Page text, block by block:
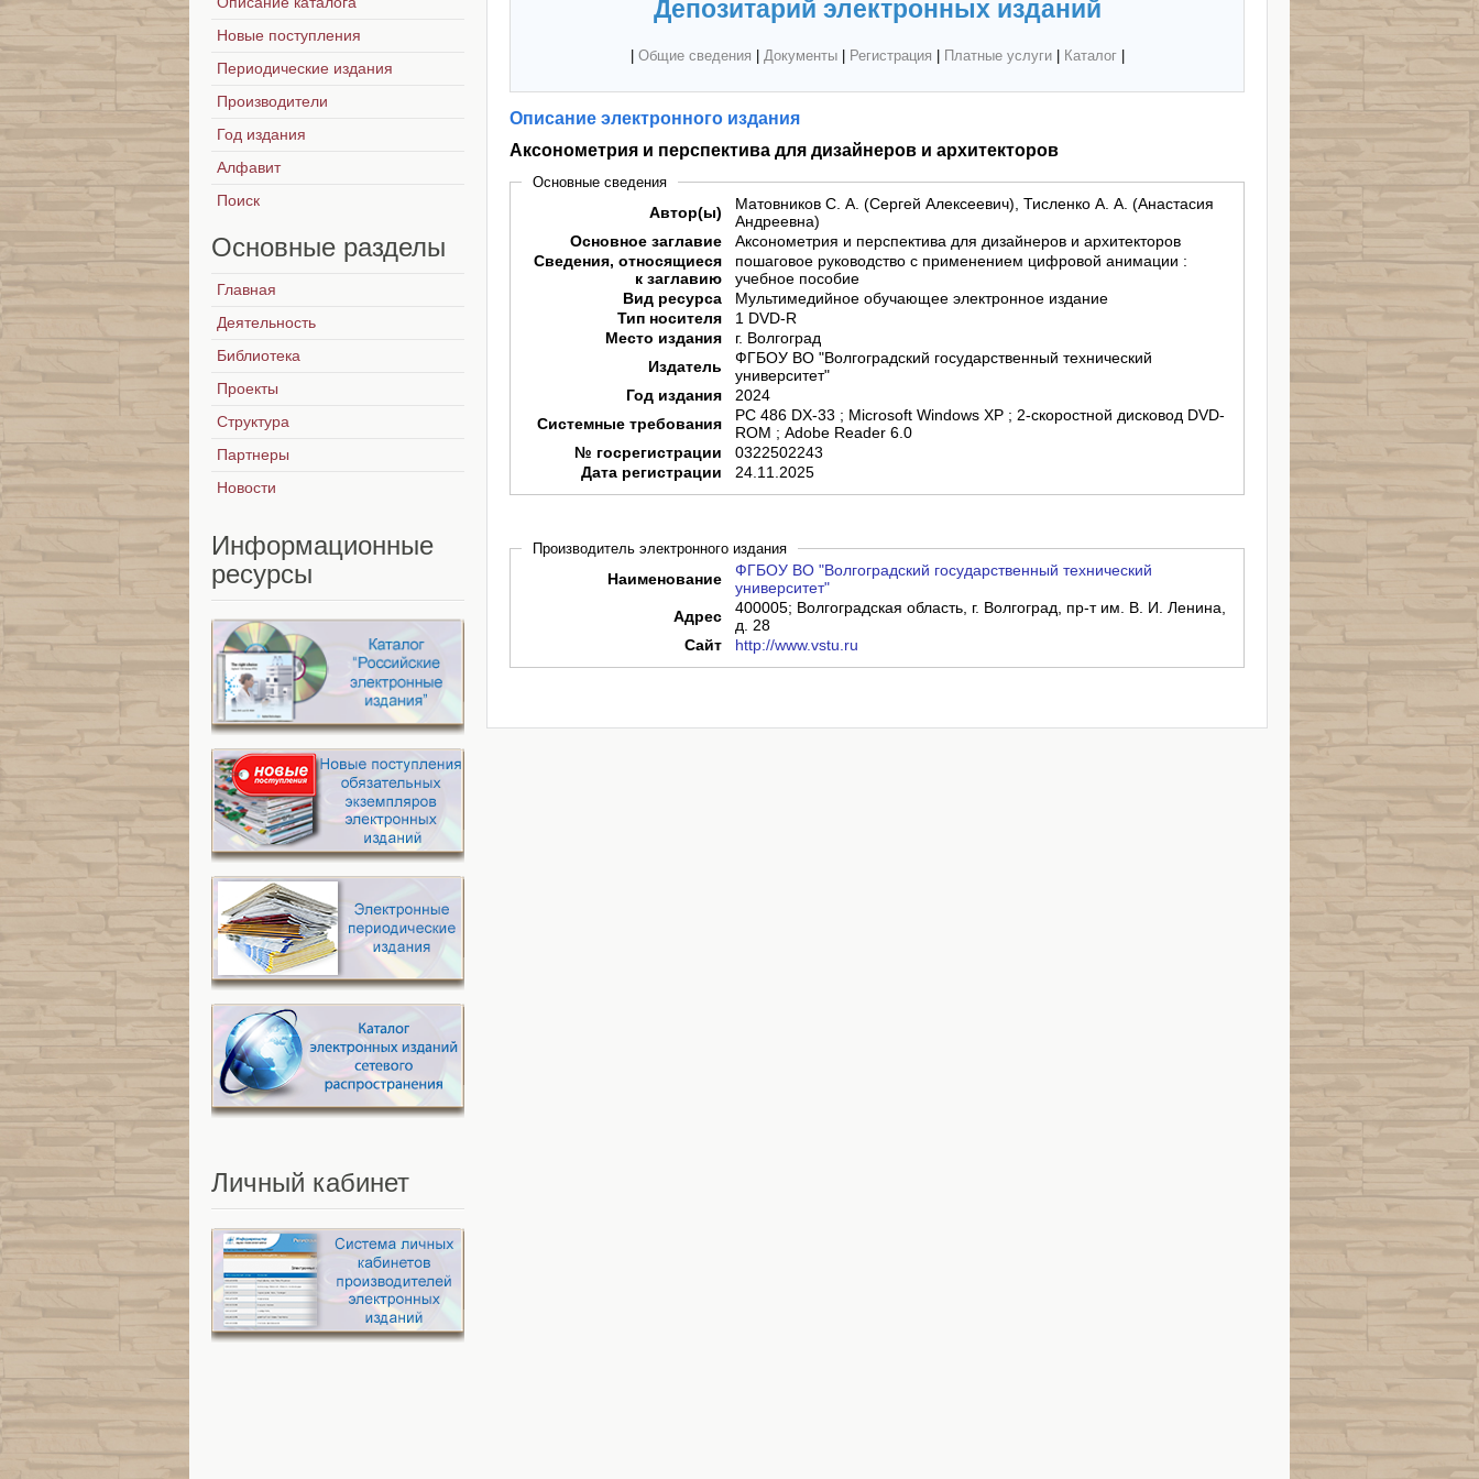
Депозитарий электронных изданий
Общие сведения Документы| Регистрация Платные услуги| Каталог|
Описание электронного издания
Аксонометрия и перспектива для дизайнеров и архитекторов
Основные сведения
Автор(ы)
Матовников С. А. (Сергей Алексеевич), Тисленко А. А. (Анастасия
Андреевна)
Основное заглавие
Аксонометрия и перспектива для дизайнеров и архитекторов
Сведения, относящиеся
к заглавию
пошаговое руководство с применением цифровой анимации :
учебное пособие
Вид ресурса
Мультимедийное обучающее электронное издание
Тип носителя
1 DVD-R
Место издания
г. Волгоград
Издатель
ФГБОУ ВО "Волгоградский государственный технический
университет"
Год издания
2024
Системные требования
PC 486 DX-33 ; Microsoft Windows XP ; 2-скоростной дисковод DVD-
ROM ; Adobe Reader 6.0
№ госрегистрации
0322502243
Дата регистрации
24.11.2025
Производитель электронного издания
Наименование
ФГБОУ ВО "Волгоградский государственный технический
университет"
Адрес
400005; Волгоградская область, г. Волгоград, пр-т им. В. И. Ленина,
д. 28
Сайт
http://www.vstu.ru
Новые поступления
Периодические издания
Производители
Год издания
Алфавит
Поиск
Основные разделы
Главная
Деятельность
Библиотека
Проекты
Структура
Партнеры
Новости
Информационные
ресурсы
Личный кабинет